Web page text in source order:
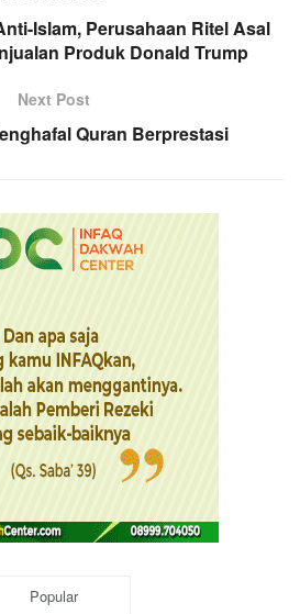
Islam, Perusahaan Ritel Asal
Produk Donald Trump
Next Post
Quran Berprestasi
Popular